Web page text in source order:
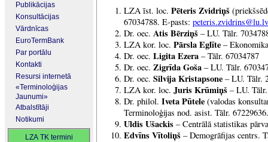
Publikācijas
Konsultācijas
Vārdnīcas
EuroTermBank
Par portālu
Kontakti
Resursi internetā
«Terminoloģijas
Jaunumi»
Atbalstītāji
Notikumi
LZA TK termini
LZA īst. loc. Pēteris Zvidriņš
67034788. E-pasts: peteris.zvidrins@lu.lv
Dr. oec. Atis Bērziņš – LU. Tālr.
LZA kor. loc. Pārsla Eglīte –
Dr. oec. Ligita Ezera – Tālr. 67034787
Dr. oec. Zigrīda Goša – LU. Tālr.
Dr. oec. Silvija Kristapsone – LU. Tālr.
LZA kor. loc. Juris Krūmiņš – LU.
Dr. philol. Iveta Pūtele (valodas
Terminoloģijas nod. asist. Tālr.
Uldis Ušackis – Centrālā statistikas
Edvīns Vītoliņš – Demogrāfijas centrs.